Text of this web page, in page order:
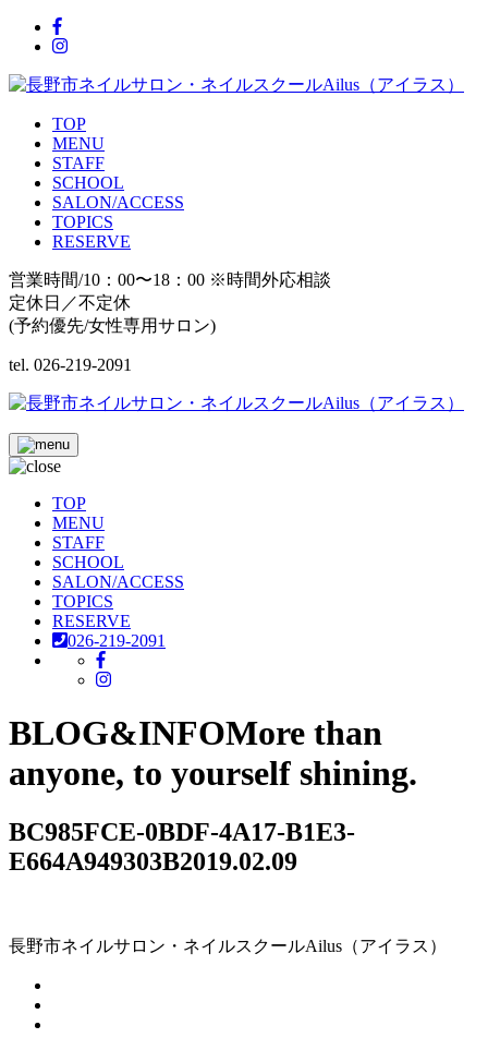
TOP
MENU
STAFF
SCHOOL
SALON/ACCESS
TOPICS
RESERVE
営業時間/10：00〜18：00 ※時間外応相談
定休日／不定休
(予約優先/女性専用サロン)
tel. 026-219-2091
TOP
MENU
STAFF
SCHOOL
SALON/ACCESS
TOPICS
RESERVE
026-219-2091
BLOG&INFOMore than
anyone, to yourself shining.
BC985FCE-0BDF-4A17-B1E3-
E664A949303B2019.02.09
長野市ネイルサロン・ネイルスクールAilus（アイラス）